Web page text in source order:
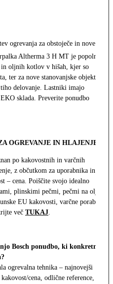
ogrevanja za obstoječe in nove
Altherma 3 H MT je popolna
in oljnih kotlov v hišah, kjer so
ter za nove stanovanjske objekte.
delovanje. Lastniki imajo
sklada. Preverite ponudbo
OGREVANJE IN HLAJENJE
po kakovostnih in varčnih
z občutkom za uporabnika in z
– cena. Poiščite svojo idealno
plinskimi pečmi, pečmi na olje
EU kakovosti, varčne porabe
več TUKAJ.
Bosch ponudbo, ki konkretno
ogrevalna tehnika – najnovejši
cena, odlične reference,